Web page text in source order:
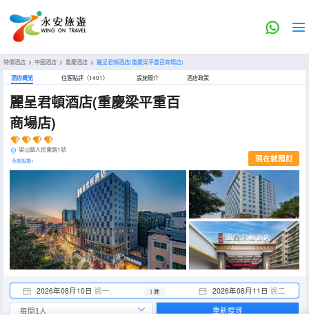
特價酒店 > 中國酒店 > 重慶酒店 > 麗呈君頓酒店(重慶梁平重百商場店)
酒店概览 住客點評（1401） 設施簡介 酒店政策
麗呈君頓酒店(重慶梁平重百
商場店)
梁山鎮人民東路1號
全部設施> 現在就預訂
2026年08月10日 週一 2026年08月11日 週二
1 晚
重新搜尋